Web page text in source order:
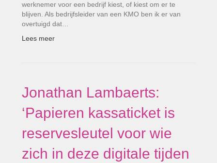
werknemer voor een bedrijf kiest, of kiest om er te
blijven. Als bedrijfsleider van een KMO ben ik er van
overtuigd dat…
Lees meer
Jonathan Lambaerts:
‘Papieren kassaticket is
reservesleutel voor wie
zich in deze digitale tijden